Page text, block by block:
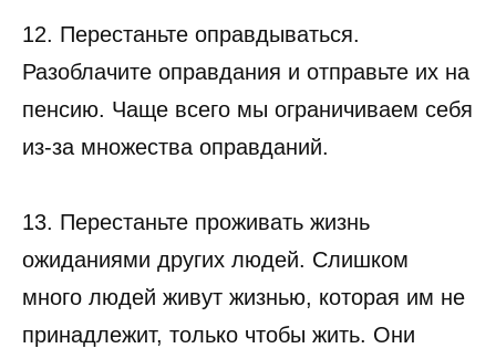
12. Перестаньте оправдываться.
Разоблачите оправдания и отправьте их на
пенсию. Чаще всего мы ограничиваем себя
из-за множества оправданий.
13. Перестаньте проживать жизнь
ожиданиями других людей. Слишком
много людей живут жизнью, которая им не
принадлежит, только чтобы жить. Они